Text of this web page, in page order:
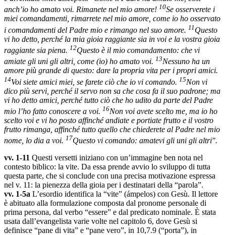
anch’io ho amato voi. Rimanete nel mio amore! 10Se osserverete i
miei comandamenti, rimarrete nel mio amore, come io ho osservato
i comandamenti del Padre mio e rimango nel suo amore. 11 Questo
vi ho detto, perché la mia gioia raggiante sia in voi e la vostra gioia
raggiante sia piena. 12Questo è il mio comandamento: che vi
amiate gli uni gli altri, come (io) ho amato voi. 13Nessuno ha un
amore più grande di questo: dare la propria vita per i propri amici.
14Voi siete amici miei, se farete ciò che io vi comando. 15Non vi
dico più servi, perché il servo non sa che cosa fa il suo padrone; ma
vi ho detto amici, perché tutto ciò che ho udito da parte del Padre
mio l’ho fatto conoscere a voi. 16Non voi avete scelto me, ma io ho
scelto voi e vi ho posto affinché andiate e portiate frutto e il vostro
frutto rimanga, affinché tutto quello che chiederete al Padre nel mio
nome, lo dia a voi. 17Questo vi comando: amatevi gli uni gli altri".
vv. 1-11 Questi versetti iniziano con un’immagine ben nota nel
contesto biblico: la vite. Da essa prende avvio lo sviluppo di tutta
questa parte, che si conclude con una precisa motivazione espressa
nel v. 11: la pienezza della gioia per i destinatari della “parola”.
vv. 1-5a L’esordio identifica la “vite” (ámpelos) con Gesù. Il lettore
è abituato alla formulazione composta dal pronome personale di
prima persona, dal verbo “essere” e dal predicato nominale. È stata
usata dall’evangelista varie volte nel capitolo 6, dove Gesù si
definisce “pane di vita” e “pane vero”, in 10,7.9 (“porta”), in